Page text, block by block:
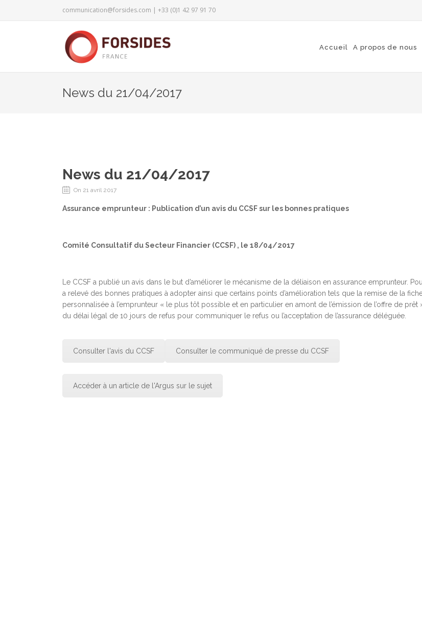
communication@forsides.com | +33 (0)1 42 97 91 70
Accueil A propos de nous
News du 21/04/2017
News du 21/04/2017
On 21 avril 2017
Assurance emprunteur : Publication d’un avis du CCSF sur les bonnes pratiques
Comité Consultatif du Secteur Financier (CCSF) , le 18/04/2017
Le CCSF a publié un avis dans le but d’améliorer le mécanisme de la déliaison en assurance emprunteur.
a relevé des bonnes pratiques à adopter ainsi que certains points d’amélioration tels que la remise de la
personnalisée à l’emprunteur « le plus tôt possible et en particulier en amont de l’émission de l’offre de prêt
du délai légal de 10 jours de refus pour communiquer le refus ou l’acceptation de l’assurance déléguée.
Consulter l'avis du CCSF Consulter le communiqué de presse du CCSF
Accéder à un article de l'Argus sur le sujet